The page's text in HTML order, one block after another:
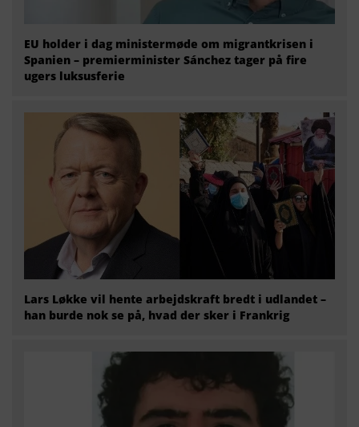
EU holder i dag ministermøde om migrantkrisen i
Spanien – premierminister Sánchez tager på fire
ugers luksusferie
Lars Løkke vil hente arbejdskraft bredt i udlandet –
han burde nok se på, hvad der sker i Frankrig